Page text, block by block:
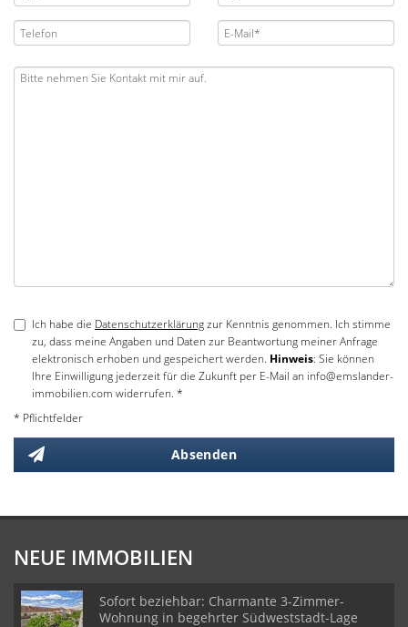
Ich habe die Datenschutzerklärungzur Kenntnis genommen. Ich stimme
zu, dass meine Angaben und Daten zur Beantwortung meiner Anfrage
elektronisch erhoben und gespeichert werden. Hinweis: Sie können
Ihre Einwilligung jederzeit für die Zukunft per E-Mail an info@emslander-
immobilien.com widerrufen. *
* Pflichtfelder
Absenden
NEUE IMMOBILIEN
Sofort beziehbar: Charmante 3-Zimmer-
Wohnung in begehrter Südweststadt-Lage